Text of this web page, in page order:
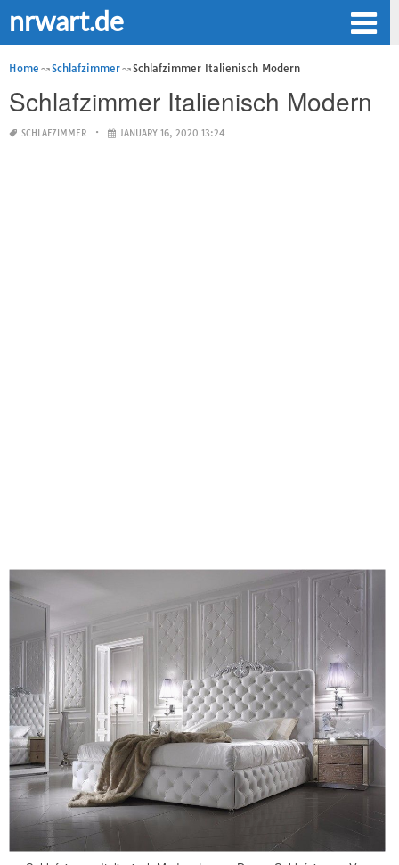
nrwart.de
Home Schlafzimmer Schlafzimmer Italienisch Modern
Schlafzimmer Italienisch Modern
SCHLAFZIMMER JANUARY 16, 2020 13:24